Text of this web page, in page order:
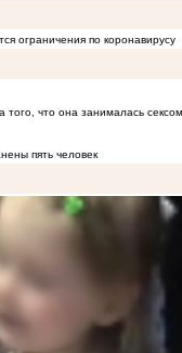
ограничения по коронавирусу
что она занималась
пять человек